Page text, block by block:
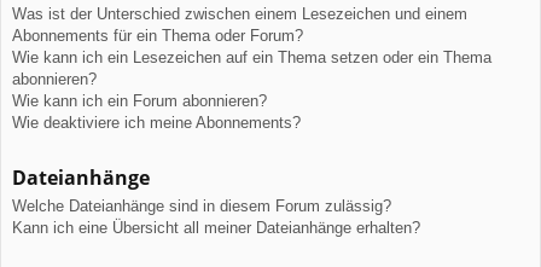
Was ist der Unterschied zwischen einem Lesezeichen und einem
Abonnements für ein Thema oder Forum?
Wie kann ich ein Lesezeichen auf ein Thema setzen oder ein Thema
abonnieren?
Wie kann ich ein Forum abonnieren?
Wie deaktiviere ich meine Abonnements?
Dateianhänge
Welche Dateianhänge sind in diesem Forum zulässig?
Kann ich eine Übersicht all meiner Dateianhänge erhalten?